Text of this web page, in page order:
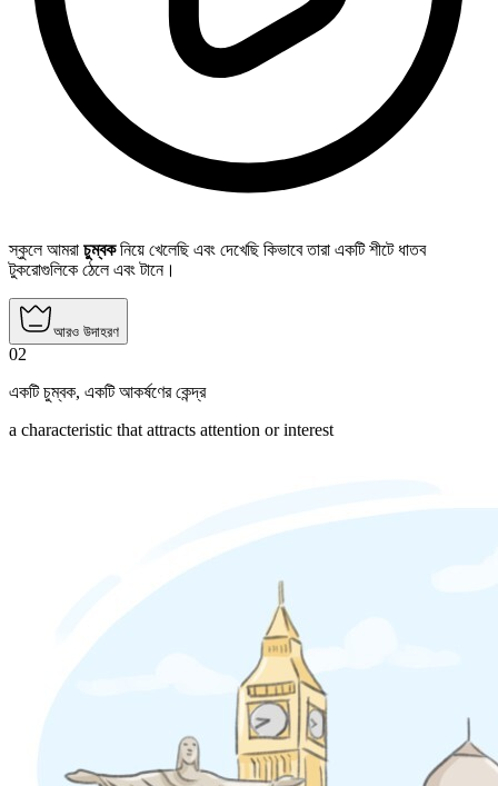
স্কুলে আমরা চুম্বকনিয়ে খেলেছি এবং দেখেছি কিভাবে তারা একটি শীটে ধাতব
টুকরোগুলিকে ঠেলে এবং টানে।
আরও উদাহরণ
02
একটি চুম্বক, একটি আকর্ষণের কেন্দ্র
a characteristic that attracts attention or interest